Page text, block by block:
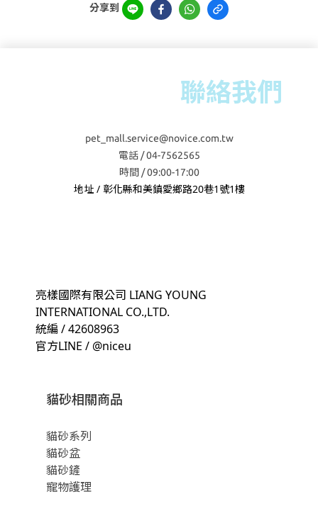
分享到
聯絡我們
pet_mall.service@novice.com.tw
電話 / 04-7562565
時間 / 09:00-17:00
地址 / 彰化縣和美鎮愛鄉路20巷1號1樓
亮樣國際有限公司 LIANG YOUNG
INTERNATIONAL CO.,LTD.
統編 / 42608963
官方LINE / @niceu
貓砂相關商品
貓砂系列
貓砂盆
貓砂鏟
寵物護理